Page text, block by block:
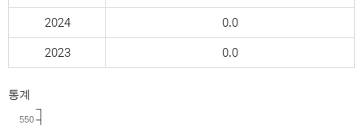
2024 0.0
2023 0.0
통계
550